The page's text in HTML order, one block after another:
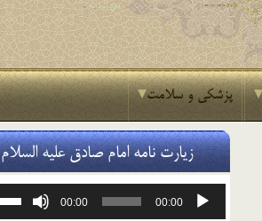
پزشکی و سلامت
زیارت نامه امام صادق علیه السلام
پخش‌کننده
00:00
00:00